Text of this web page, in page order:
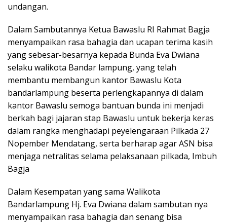
undangan.
Dalam Sambutannya Ketua Bawaslu RI Rahmat Bagja
menyampaikan rasa bahagia dan ucapan terima kasih
yang sebesar-besarnya kepada Bunda Eva Dwiana
selaku walikota Bandar lampung, yang telah
membantu membangun kantor Bawaslu Kota
bandarlampung beserta perlengkapannya di dalam
kantor Bawaslu semoga bantuan bunda ini menjadi
berkah bagi jajaran stap Bawaslu untuk bekerja keras
dalam rangka menghadapi peyelengaraan Pilkada 27
Nopember Mendatang, serta berharap agar ASN bisa
menjaga netralitas selama pelaksanaan pilkada, Imbuh
Bagja
Dalam Kesempatan yang sama Walikota
Bandarlampung Hj. Eva Dwiana dalam sambutan nya
menyampaikan rasa bahagia dan senang bisa